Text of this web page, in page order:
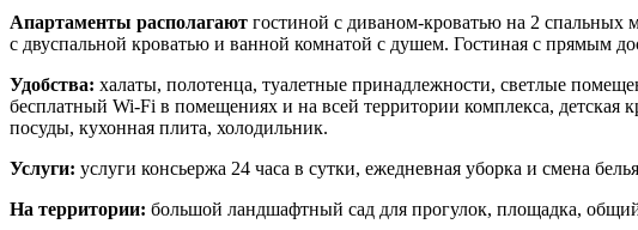
Апартаменты располагают гостиной с диваном-кроватью на 2 спальных
с двуспальной кроватью и ванной комнатой с душем. Гостиная с прямым
Удобства: халаты, полотенца, туалетные принадлежности, светлые
бесплатный Wi-Fi в помещениях и на всей территории комплекса, детская
посуды, кухонная плита, холодильник.
Услуги: услуги консьержа 24 часа в сутки, ежедневная уборка и смена
На территории: большой ландшафтный сад для прогулок, площадка, общий